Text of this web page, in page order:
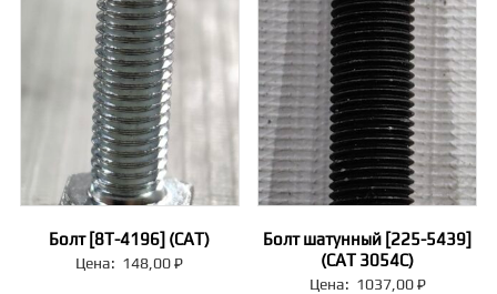
Болт [8T-4196] (CAT)
Цена: 148,00₽
Болт шатунный [225-5439]
(CAT 3054C)
Цена: 1037,00₽